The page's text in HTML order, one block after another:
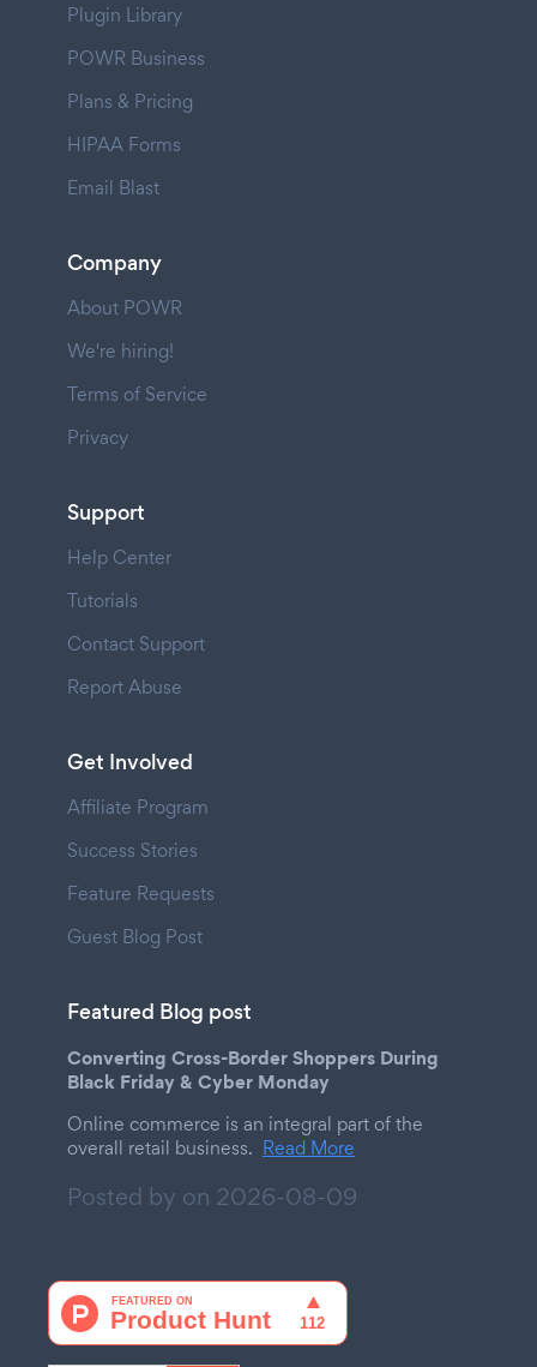
Plugin Library
POWR Business
Plans & Pricing
HIPAA Forms
Email Blast
Company
About POWR
We're hiring!
Terms of Service
Privacy
Support
Help Center
Tutorials
Contact Support
Report Abuse
Get Involved
Affiliate Program
Success Stories
Feature Requests
Guest Blog Post
Featured Blog post
Converting Cross-Border Shoppers During
Black Friday & Cyber Monday
Online commerce is an integral part of the
overall retail business. Read More
Posted by on 2026-08-09